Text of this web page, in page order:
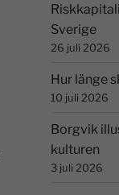
Sverige
26 juli 2026
Hur länge
10 juli 2026
Borgvik
kulturen
3 juli 2026